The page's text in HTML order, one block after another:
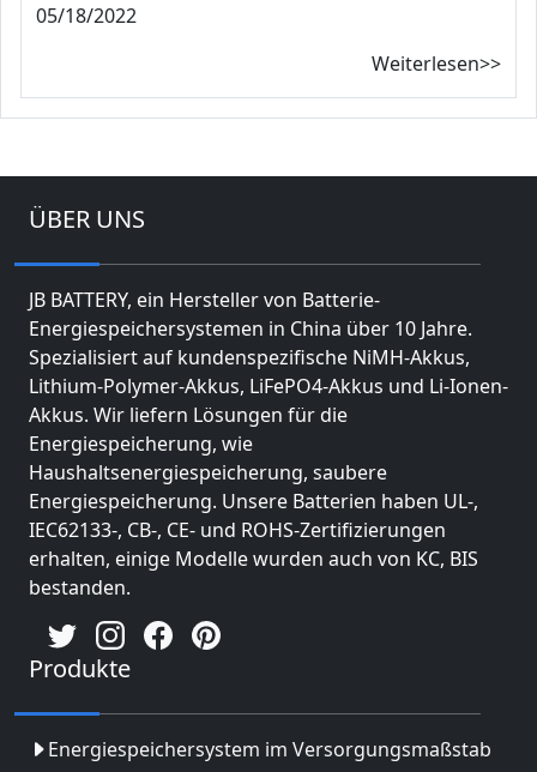
05/18/2022
Weiterlesen>>
ÜBER UNS
JB BATTERY, ein Hersteller von Batterie-
Energiespeichersystemen in China über 10 Jahre.
Spezialisiert auf kundenspezifische NiMH-Akkus,
Lithium-Polymer-Akkus, LiFePO4-Akkus und Li-Ionen-
Akkus. Wir liefern Lösungen für die
Energiespeicherung, wie
Haushaltsenergiespeicherung, saubere
Energiespeicherung. Unsere Batterien haben UL-,
IEC62133-, CB-, CE- und ROHS-Zertifizierungen
erhalten, einige Modelle wurden auch von KC, BIS
bestanden.
Produkte
Energiespeichersystem im Versorgungsmaßstab